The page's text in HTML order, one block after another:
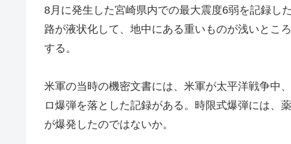
8月に発生した宮崎県内での最大震度6弱を記録し
路が液状化して、地中にある重いものが浅いとこ
する。
米軍の当時の機密文書には、米軍が太平洋戦争中
ロ爆弾を落とした記録がある。時限式爆弾には、
が爆発したのではないか。